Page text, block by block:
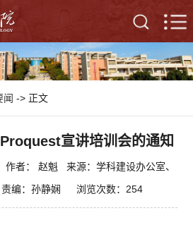
闻 -> 正文
宣讲培训会的通知
者： 赵魁 来源：学科建设办公室、
编：孙静娴 浏览次数： 254